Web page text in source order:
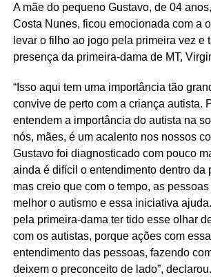
A mãe do pequeno Gustavo, de 04
Costa Nunes, ficou emocionada com a
levar o filho ao jogo pela primeira vez e
presença da primeira-dama de MT,
“Isso aqui tem uma importância tão
convive de perto com a criança autista.
entendem a importância do autista na
nós, mães, é um acalento nos nossos
Gustavo foi diagnosticado com pouco
ainda é difícil o entendimento dentro da
mas creio que com o tempo, as
melhor o autismo e essa iniciativa
pela primeira-dama ter tido esse olhar
com os autistas, porque ações com
entendimento das pessoas, fazendo
deixem o preconceito de lado”, declarou.